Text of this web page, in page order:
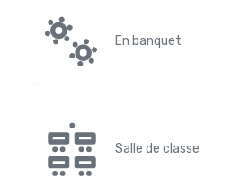
En banquet
Salle de classe